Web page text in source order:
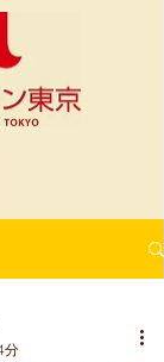
分